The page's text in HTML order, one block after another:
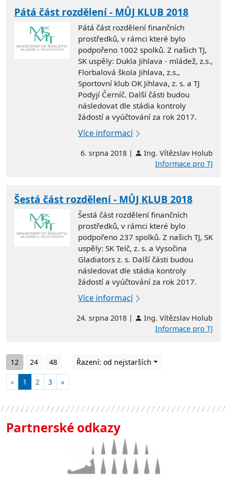
Pátá část rozdělení - MŮJ KLUB 2018
Pátá část rozdělení finančních
prostředků, v rámci které bylo
podpořeno 1002 spolků. Z našich TJ,
SK uspěly: Dukla Jihlava - mládež, z.s.,
Florbalová škola Jihlava, z.s.,
Sportovní klub OK Jihlava, z. s. a TJ
Podyjí Černíč. Další části budou
následovat dle stádia kontroly
žádostí a vyúčtování za rok 2017.
Více informací
6. srpna 2018 |
Ing. Vítězslav Holub
Informace pro TJ
Šestá část rozdělení - MŮJ KLUB 2018
Šestá část rozdělení finančních
prostředků, v rámci které bylo
podpořeno 237 spolků. Z našich TJ, SK
uspěly: SK Telč, z. s. a Vysočina
Gladiators z. s. Další části budou
následovat dle stádia kontroly
žádostí a vyúčtování za rok 2017.
Více informací
24. srpna 2018 |
Ing. Vítězslav Holub
Informace pro TJ
12 24 48 Řazení: od nejstarších
« 1 2 3 »
Partnerské odkazy